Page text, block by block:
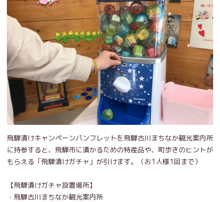
飛騨漬けキャンペーンパンフレットを飛騨古川まちなか観光案内所
に持参すると、飛騨市に漬かるための特産品や、町歩きのヒントが
もらえる「飛騨漬けガチャ」が引けます。（お1人様1回まで）
【飛騨漬けガチャ設置場所】
・飛騨古川まちなか観光案内所